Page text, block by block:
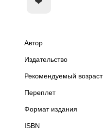
Автор
Издательство
Рекомендуемый возраст
Переплет
Формат издания
ISBN